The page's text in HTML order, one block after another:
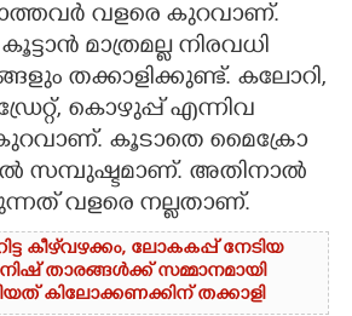
വളരെ കുറവാണ്.
മാത്രമല്ല നിരവധി
തക്കാളിക്കുണ്ട്. കലോറി,
കൊഴുപ്പ് എന്നിവ
കൂടാതെ മെെക്രോ
സമ്പുഷ്ടമാണ്. അതിനാൽ
വളരെ നല്ലതാണ്.
കീഴ്‌‌വഴക്കം,​ ലോകകപ്പ് നേടിയ
താരങ്ങൾക്ക് സമ്മാനമായി
കിലോക്കണക്കിന് തക്കാളി